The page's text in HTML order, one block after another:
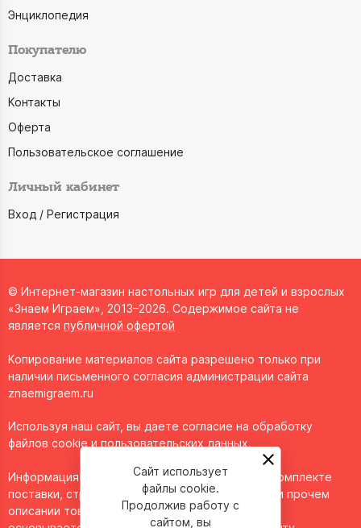
Энциклопедия
Покупателю
Доставка
Контакты
Оферта
Пользовательское соглашение
Личный кабинет
Вход / Регистрация
© Интернет-магазин настольных игр для детей и взрослых
«Знаем Играем», 2013–2026. Содержимое сайта не
является публичной офертой
Копирование материалов сайта разрешено только при
наличии письменного согласия администрации сайта
znaemigraem.ru
Используя наш сайт, вы даете согласие на обработку
файлов cookie и пользовательских данных.
Информация о технических характеристиках, комплекте
поставки, стране изготовления, внешнем виде и прочем
описании товара носит справочный характер и
Сайт использует
файлы cookie.
Продолжив работу с
сайтом, вы